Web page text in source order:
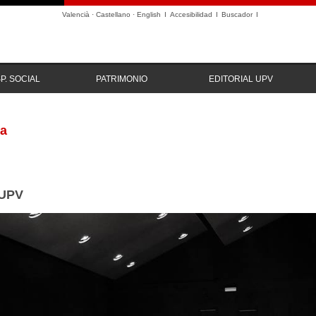
Valencià · Castellano · English I Accesibilidad I Buscador I
SOCIAL PATRIMONIO EDITORIAL UPV